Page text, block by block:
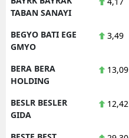
TABAN SANAYI
BEGYO BATI EGE
GMYO
3,49
BERA BERA
HOLDING
13,09
BESLR BESLER
GIDA
12,42